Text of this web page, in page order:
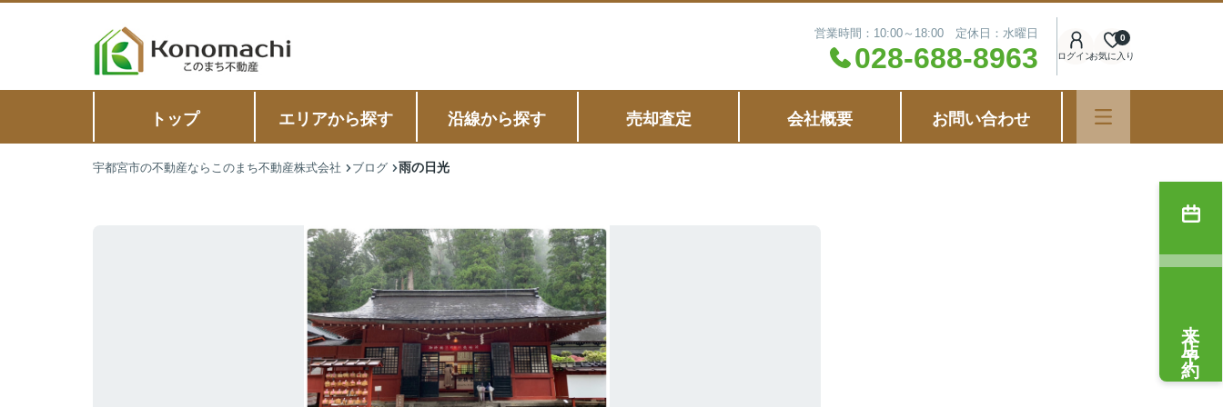
営業時間：10:00～18:00 定休日：水曜日
028-688-8963 ログインお気に入り
0
トップ エリアから探す 沿線から探す 売却査定 会社概要 お問い合わせ
宇都宮市の不動産ならこのまち不動産株式会社 ブログ 雨の日光
来店予約